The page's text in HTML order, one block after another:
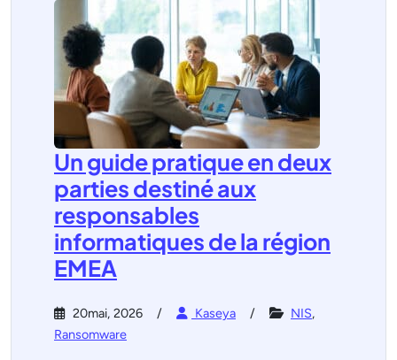
Un guide pratique en deux
parties destiné aux
responsables
informatiques de la région
EMEA
20mai, 2026 Kaseya NIS,
Ransomware